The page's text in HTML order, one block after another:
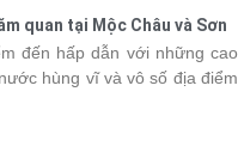
chỉ là dịp nâng cao kỹ năng
tác, chương trình còn mang
lưu sôi nổi, góp phần gắn kết
quan tại Mộc Châu và Sơn
đến hấp dẫn với những cao
hùng vĩ và vô số địa điểm